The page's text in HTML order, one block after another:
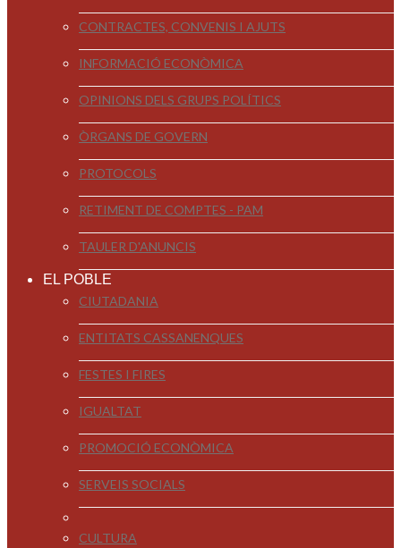
CONTRACTES, CONVENIS I AJUTS
INFORMACIÓ ECONÒMICA
OPINIONS DELS GRUPS POLÍTICS
ÒRGANS DE GOVERN
PROTOCOLS
RETIMENT DE COMPTES - PAM
TAULER D'ANUNCIS
EL POBLE
CIUTADANIA
ENTITATS CASSANENQUES
FESTES I FIRES
IGUALTAT
PROMOCIÓ ECONÒMICA
SERVEIS SOCIALS
CULTURA